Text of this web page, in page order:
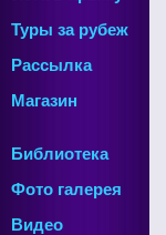
Туры за рубеж
Рассылка
Магазин
Библиотека
Фото галерея
Видео